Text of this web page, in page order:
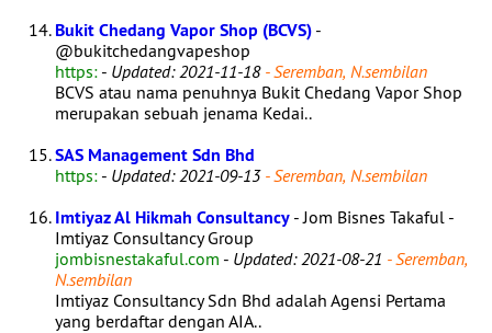
Bukit Chedang Vapor Shop (BCVS) -
@bukitchedangvapeshop
https: - Updated: 2021-11-18- Seremban, N.sembilan
BCVS atau nama penuhnya Bukit Chedang Vapor Shop
merupakan sebuah jenama Kedai..
SAS Management Sdn Bhd
https: - Updated: 2021-09-13- Seremban, N.sembilan
Imtiyaz Al Hikmah Consultancy - Jom Bisnes Takaful -
Imtiyaz Consultancy Group
jombisnestakaful.com - Updated: 2021-08-21 - Seremban,
N.sembilan
Imtiyaz Consultancy Sdn Bhd adalah Agensi Pertama
yang berdaftar dengan AIA..